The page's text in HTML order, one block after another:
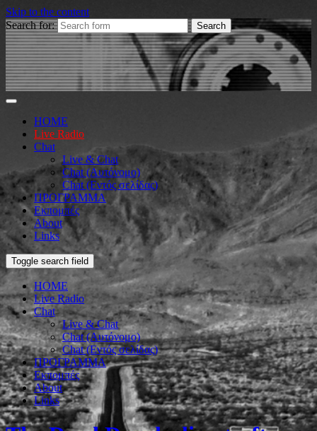
Skip to the content
Search for:
HOME
Live Radio
Chat
Live & Chat
Chat (Αυτόνομο)
Chat (Εντός σελίδας)
ΠΡΟΓΡΑΜΜΑ
Εκπομπές
About
Links
Toggle search field
HOME
Live Radio
Chat
Live & Chat
Chat (Αυτόνομο)
Chat (Εντός σελίδας)
ΠΡΟΓΡΑΜΜΑ
Εκπομπές
About
Links